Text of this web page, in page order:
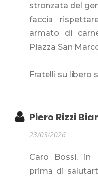
stronzata del
faccia
armato di
Piazza San
Fratelli su libero
Piero Rizzi
23/03/2026
Caro Bossi, in
prima di